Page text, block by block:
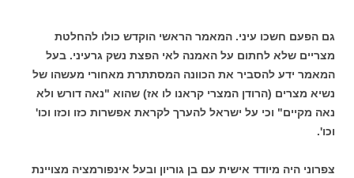
גם הפעם חשכו עיני. המאמר הראשי הוקדש כולו להחלטת
מצריים שלא לחתום על האמנה לאי הפצת נשק גרעיני. בעל
המאמר ידע להסביר את הכוונה המסתתרת מאחורי מעשהו של
נשיא מצרים (הרודן המצרי קראנו לו אז) שהוא "נאה דורש ולא
נאה מקיים" וכי על ישראל להערך לקראת אפשרות כזו וכזו וכו'
וכו'.
צפרוני היה מיודד אישית עם בן גוריון ובעל אינפורמציה מצויינת